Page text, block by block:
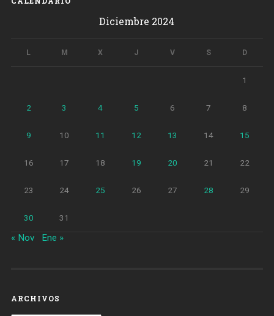
nuevas
Diciembre 2024
L M X J V S D
1
2 3 4 5 6 7 8
9 10 11 12 13 14 15
16 17 18 19 20 21 22
23 24 25 26 27 28 29
30 31
« Nov Ene »
ARCHIVOS